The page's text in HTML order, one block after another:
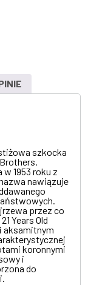
szkocka
.
1953 roku z
nawiązuje
przez co
Years Old
aksamitnym
koronnymi
i
do